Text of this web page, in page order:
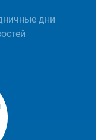
дни